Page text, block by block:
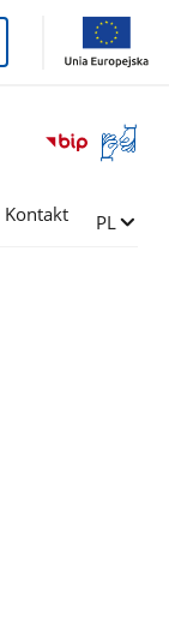
Otwórz
okno
języka
Kontakt Zmień
PL